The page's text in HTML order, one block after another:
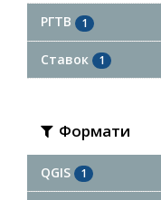
РГТВ 1
Ставок 1
Формати
QGIS 1